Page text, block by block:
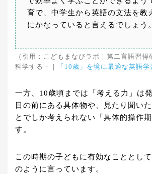
育で、中学生から英語の文法を教
にかなっていると言えるでしょう。
（引用：こどもまなびラボ｜第二言語習得
科学する－｜
「10歳」を境に最適な英語学
一方、10歳頃までは「考える力」は
目の前にある具体物や、見たり聞い
とでしか考えられない「具体的操作
す。
この時期の子どもに有効なこととし
のように言っています。